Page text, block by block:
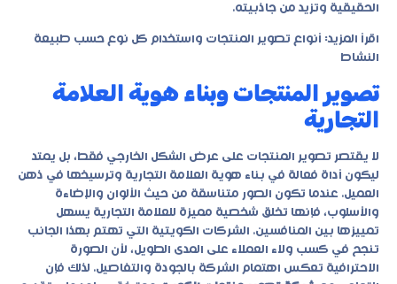
الحقيقية وتزيد من جاذبيته.
اقرأ المزيد: أنواع تصوير المنتجات واستخدام كل نوع حسب طبيعة
النشاط
تصوير المنتجات وبناء هوية العلامة
التجارية
لا يقتصر تصوير المنتجات على عرض الشكل الخارجي فقط، بل يمتد
ليكون أداة فعالة في بناء هوية العلامة التجارية وترسيخها في ذهن
العميل. عندما تكون الصور متناسقة من حيث الألوان والإضاءة
والأسلوب، فإنها تخلق شخصية مميزة للعلامة التجارية يسهل
تمييزها بين المنافسين. الشركات الكويتية التي تهتم بهذا الجانب
تنجح في كسب ولاء العملاء على المدى الطويل، لأن الصورة
الاحترافية تعكس اهتمام الشركة بالجودة والتفاصيل. لذلك فإن